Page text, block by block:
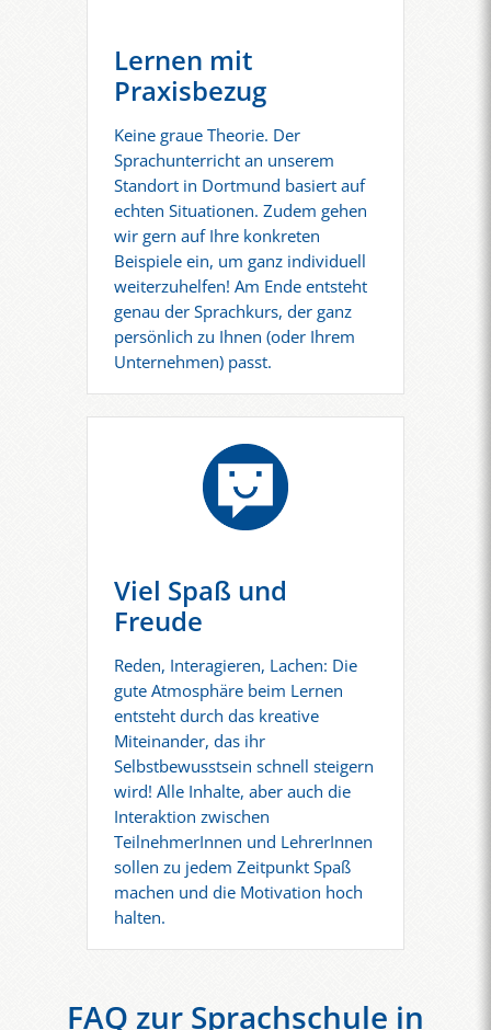
Lernen mit
Praxisbezug
Keine graue Theorie. Der
Sprachunterricht an unserem
Standort in Dortmund basiert auf
echten Situationen. Zudem gehen
wir gern auf Ihre konkreten
Beispiele ein, um ganz individuell
weiterzuhelfen! Am Ende entsteht
genau der Sprachkurs, der ganz
persönlich zu Ihnen (oder Ihrem
Unternehmen) passt.
Viel Spaß und
Freude
Reden, Interagieren, Lachen: Die
gute Atmosphäre beim Lernen
entsteht durch das kreative
Miteinander, das ihr
Selbstbewusstsein schnell steigern
wird! Alle Inhalte, aber auch die
Interaktion zwischen
TeilnehmerInnen und LehrerInnen
sollen zu jedem Zeitpunkt Spaß
machen und die Motivation hoch
halten.
FAQ zur Sprachschule in